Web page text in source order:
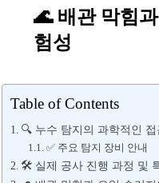
🌊 배관 막힘
험성
Table of Contents
🔍 누수 탐지의 과학적인 접
✅ 주요 탐지 장비 안내
🛠️ 실제 공사 진행 과정 및